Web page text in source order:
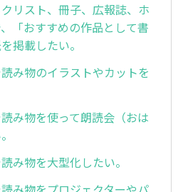
リスト、冊子、広報誌、ホ
「おすすめの作品として書
掲載したい。
み物のイラストやカットを
み物を使って朗読会（おは
み物を大型化したい。